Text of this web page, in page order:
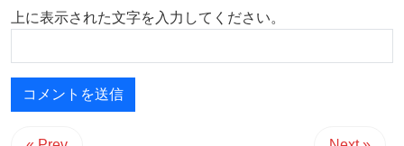
上に表示された文字を入力してください。